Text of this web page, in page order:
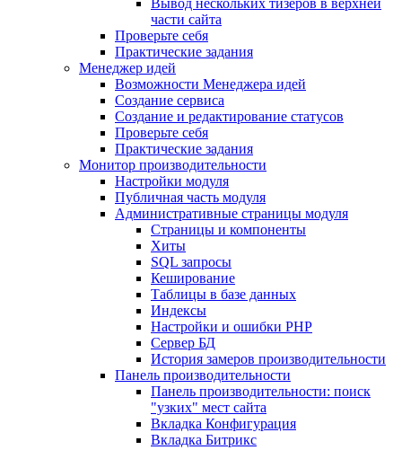
Вывод нескольких тизеров в верхней
части сайта
Проверьте себя
Практические задания
Менеджер идей
Возможности Менеджера идей
Создание сервиса
Создание и редактирование статусов
Проверьте себя
Практические задания
Монитор производительности
Настройки модуля
Публичная часть модуля
Административные страницы модуля
Страницы и компоненты
Хиты
SQL запросы
Кеширование
Таблицы в базе данных
Индексы
Настройки и ошибки PHP
Сервер БД
История замеров производительности
Панель производительности
Панель производительности: поиск
"узких" мест сайта
Вкладка Конфигурация
Вкладка Битрикс